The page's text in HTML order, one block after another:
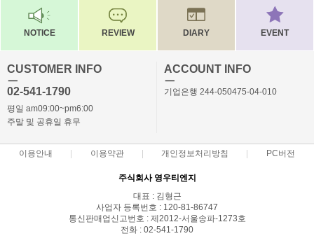
NOTICE REVIEW DIARY EVENT
CUSTOMER INFO
ㅡ
02-541-1790
평일 am09:00~pm6:00
주말 및 공휴일 휴무
ACCOUNT INFO
ㅡ
기업은행 244-050475-04-010
이용안내 이용약관 개인정보처리방침 PC버전
주식회사 영우티엔지
대표 : 김형근
사업자 등록번호 : 120-81-86747
통신판매업신고번호 : 제2012-서울송파-1273호
전화 : 02-541-1790